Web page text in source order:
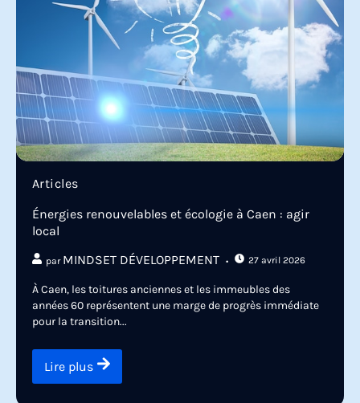
Articles
Énergies renouvelables et écologie à Caen : agir
local
par MINDSET DÉVELOPPEMENT 27 avril 2026
À Caen, les toitures anciennes et les immeubles des
années 60 représentent une marge de progrès immédiate
pour la transition...
Lire plus